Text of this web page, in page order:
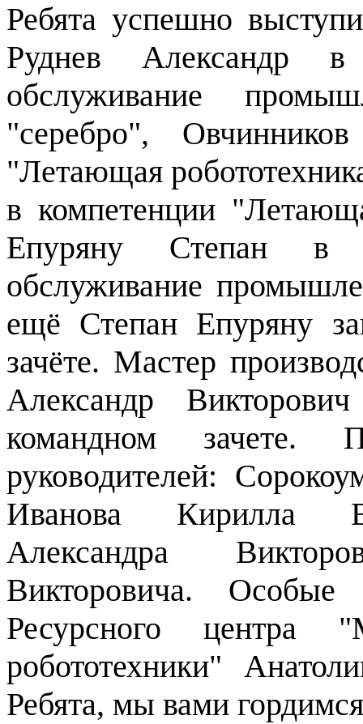
Ребята успешно
Руднев Александр
обслуживание
"серебро",
"Летающая
в компетенции
Епуряну Степан в
обслуживание
ещё Степан Епуряну
зачёте. Мастер
Александр
командном зачете.
руководителей:
Иванова Кирилла
Александра
Викторовича. Особые
Ресурсного центра
робототехники"
Ребята, мы вами